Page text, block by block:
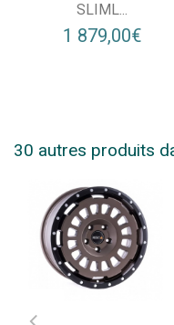
SLIML...
1 879,00€
30 autres produits